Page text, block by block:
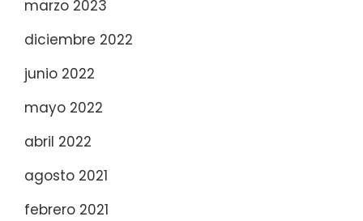
marzo 2023
diciembre 2022
junio 2022
mayo 2022
abril 2022
agosto 2021
febrero 2021